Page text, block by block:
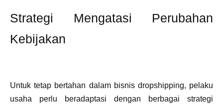
Strategi Mengatasi Perubahan
Kebijakan
Untuk tetap bertahan dalam bisnis dropshipping, pelaku
usaha perlu beradaptasi dengan berbagai strategi